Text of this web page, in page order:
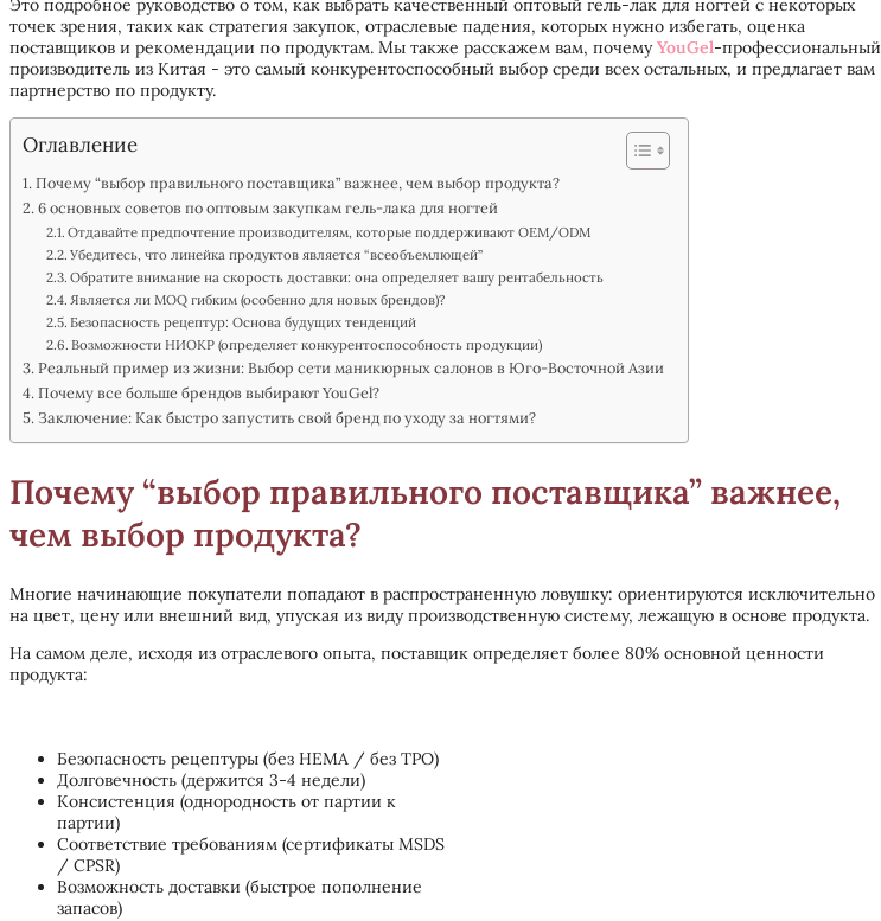
Это подробное руководство о том, как выбрать качественный оптовый гель-лак для ногтей с некоторых
точек зрения, таких как стратегия закупок, отраслевые падения, которых нужно избегать, оценка
поставщиков и рекомендации по продуктам. Мы также расскажем вам, почему YouGel-профессиональный
производитель из Китая - это самый конкурентоспособный выбор среди всех остальных, и предлагает вам
партнерство по продукту.
Оглавление
Почему “выбор правильного поставщика” важнее, чем выбор продукта?
6 основных советов по оптовым закупкам гель-лака для ногтей
Отдавайте предпочтение производителям, которые поддерживают OEM/ODM
Убедитесь, что линейка продуктов является “всеобъемлющей”
Обратите внимание на скорость доставки: она определяет вашу рентабельность
Является ли MOQ гибким (особенно для новых брендов)?
Безопасность рецептур: Основа будущих тенденций
Возможности НИОКР (определяет конкурентоспособность продукции)
Реальный пример из жизни: Выбор сети маникюрных салонов в Юго-Восточной Азии
Почему все больше брендов выбирают YouGel?
Заключение: Как быстро запустить свой бренд по уходу за ногтями?
Почему “выбор правильного поставщика” важнее,
чем выбор продукта?
Многие начинающие покупатели попадают в распространенную ловушку: ориентируются исключительно
на цвет, цену или внешний вид, упуская из виду производственную систему, лежащую в основе продукта.
На самом деле, исходя из отраслевого опыта, поставщик определяет более 80% основной ценности
продукта:
Безопасность рецептуры (без HEMA / без TPO)
Долговечность (держится 3-4 недели)
Консистенция (однородность от партии к
партии)
Соответствие требованиям (сертификаты MSDS
/ CPSR)
Возможность доставки (быстрое пополнение
запасов)